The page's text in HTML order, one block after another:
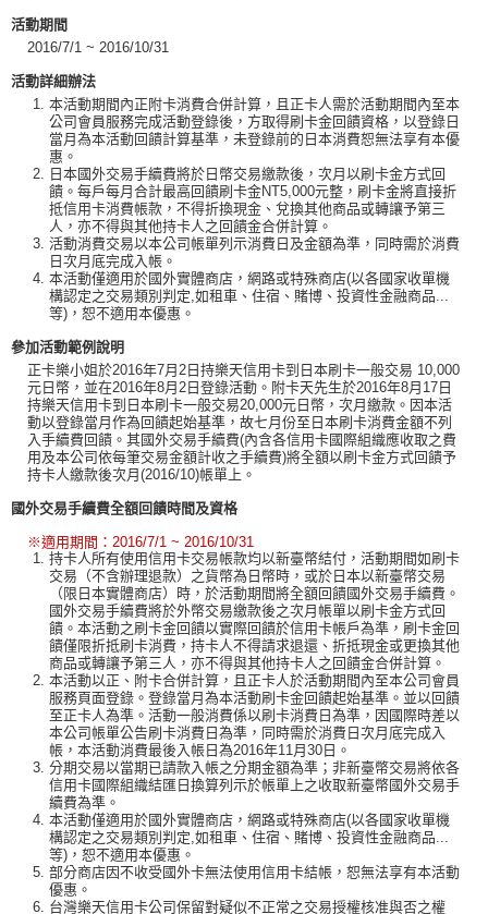
活動期間
2016/7/1 ~ 2016/10/31
活動詳細辦法
本活動期間內正附卡消費合併計算，且正卡人需於活動期間內至本
公司會員服務完成活動登錄後，方取得刷卡金回饋資格，以登錄日
當月為本活動回饋計算基準，未登錄前的日本消費恕無法享有本優
惠。
日本國外交易手續費將於日幣交易繳款後，次月以刷卡金方式回
饋。每戶每月合計最高回饋刷卡金NT5,000元整，刷卡金將直接折
抵信用卡消費帳款，不得折換現金、兌換其他商品或轉讓予第三
人，亦不得與其他持卡人之回饋金合併計算。
活動消費交易以本公司帳單列示消費日及金額為準，同時需於消費
日次月底完成入帳。
本活動僅適用於國外實體商店，網路或特殊商店(以各國家收單機
構認定之交易類別判定,如租車、住宿、賭博、投資性金融商品...
等)，恕不適用本優惠。
參加活動範例說明
正卡樂小姐於2016年7月2日持樂天信用卡到日本刷卡一般交易 10,000
元日幣，並在2016年8月2日登錄活動。附卡天先生於2016年8月17日
持樂天信用卡到日本刷卡一般交易20,000元日幣，次月繳款。因本活
動以登錄當月作為回饋起始基準，故七月份至日本刷卡消費金額不列
入手續費回饋。其國外交易手續費(內含各信用卡國際組織應收取之費
用及本公司依每筆交易金額計收之手續費)將全額以刷卡金方式回饋予
持卡人繳款後次月(2016/10)帳單上。
國外交易手續費全額回饋時間及資格
※適用期間：2016/7/1 ~ 2016/10/31
持卡人所有使用信用卡交易帳款均以新臺幣結付，活動期間如刷卡
交易（不含辦理退款）之貨幣為日幣時，或於日本以新臺幣交易
（限日本實體商店）時，於活動期間將全額回饋國外交易手續費。
國外交易手續費將於外幣交易繳款後之次月帳單以刷卡金方式回
饋。本活動之刷卡金回饋以實際回饋於信用卡帳戶為準，刷卡金回
饋僅限折抵刷卡消費，持卡人不得請求退還、折抵現金或更換其他
商品或轉讓予第三人，亦不得與其他持卡人之回饋金合併計算。
本活動以正、附卡合併計算，且正卡人於活動期間內至本公司會員
服務頁面登錄。登錄當月為本活動刷卡金回饋起始基準。並以回饋
至正卡人為準。活動一般消費係以刷卡消費日為準，因國際時差以
本公司帳單公告刷卡消費日為準，同時需於消費日次月底完成入
帳，本活動消費最後入帳日為2016年11月30日。
分期交易以當期已請款入帳之分期金額為準；非新臺幣交易將依各
信用卡國際組織結匯日換算列示於帳單上之收取新臺幣國外交易手
續費為準。
本活動僅適用於國外實體商店，網路或特殊商店(以各國家收單機
構認定之交易類別判定,如租車、住宿、賭博、投資性金融商品...
等)，恕不適用本優惠。
部分商店因不收受國外卡無法使用信用卡結帳，恕無法享有本活動
優惠。
台灣樂天信用卡公司保留對疑似不正常之交易授權核准與否之權